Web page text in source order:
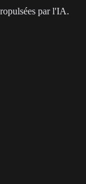
par l'IA.